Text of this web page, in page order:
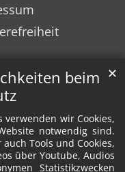
beim
wir Cookies,
notwendig sind.
Tools und Cookies,
über Youtube, Audios
Statistikzwecken
✕